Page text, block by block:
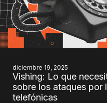
diciembre 19, 2025
Vishing: Lo que
sobre los ataques por
telefónicas